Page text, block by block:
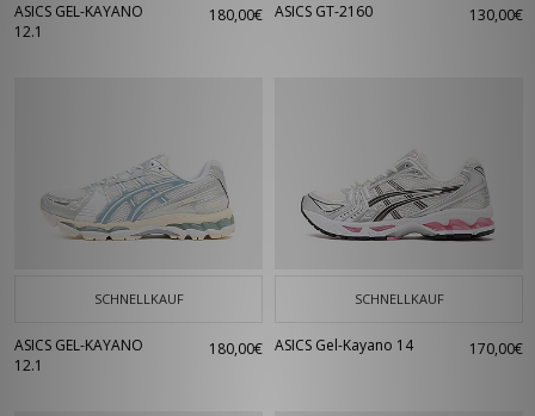
ASICS GEL-KAYANO
12.1
180,00€ ASICS GT-2160 130,00€
SCHNELLKAUF
ASICS GEL-KAYANO
12.1
180,00€
SCHNELLKAUF
ASICS Gel-Kayano 14 170,00€